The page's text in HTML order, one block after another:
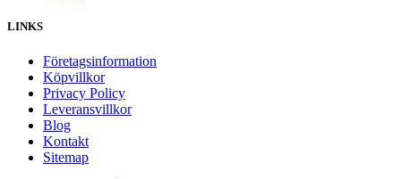
LINKS
Företagsinformation
Köpvillkor
Privacy Policy
Leveransvillkor
Blog
Kontakt
Sitemap